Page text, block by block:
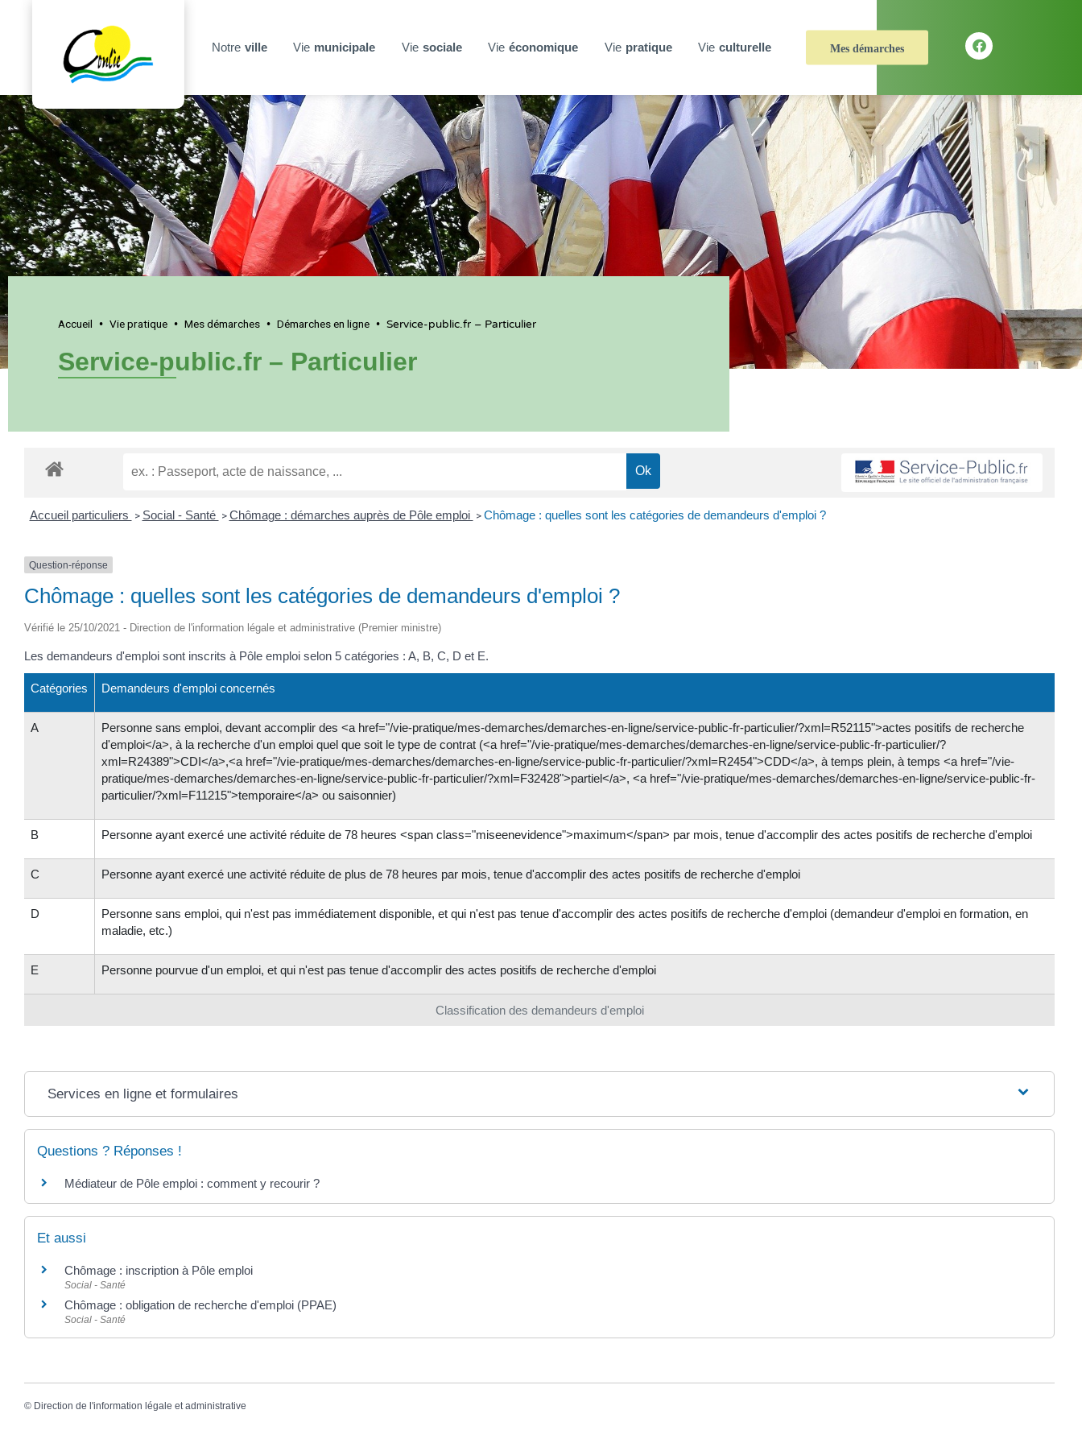
Notre ville Vie municipale Vie sociale Vie économique Vie pratique Vie culturelle Mes démarches
Accueil • Vie pratique • Mes démarches • Démarches en ligne • Service-public.fr – Particulier
Service-public.fr – Particulier
Accueil particuliers > Social - Santé > Chômage : démarches auprès de Pôle emploi > Chômage : quelles sont les catégories de demandeurs d'emploi ?
Question-réponse
Chômage : quelles sont les catégories de demandeurs d'emploi ?
Vérifié le 25/10/2021 - Direction de l'information légale et administrative (Premier ministre)
Les demandeurs d'emploi sont inscrits à Pôle emploi selon 5 catégories : A, B, C, D et E.
Classification des demandeurs d'emploi
Catégories Demandeurs d'emploi concernés
A
Personne sans emploi, devant accomplir des <a href="/vie-pratique/mes-demarches/demarches-en-ligne/service-public-fr-particulier/?xml=R52115">actes positifs de recherche
d'emploi</a>, à la recherche d'un emploi quel que soit le type de contrat (<a href="/vie-pratique/mes-demarches/demarches-en-ligne/service-public-fr-particulier/?
xml=R24389">CDI</a>,<a href="/vie-pratique/mes-demarches/demarches-en-ligne/service-public-fr-particulier/?xml=R2454">CDD</a>, à temps plein, à temps <a href="/vie-
pratique/mes-demarches/demarches-en-ligne/service-public-fr-particulier/?xml=F32428">partiel</a>, <a href="/vie-pratique/mes-demarches/demarches-en-ligne/service-public-fr-
particulier/?xml=F11215">temporaire</a> ou saisonnier)
B Personne ayant exercé une activité réduite de 78 heures <span class="miseenevidence">maximum</span> par mois, tenue d'accomplir des actes positifs de recherche d'emploi
C Personne ayant exercé une activité réduite de plus de 78 heures par mois, tenue d'accomplir des actes positifs de recherche d'emploi
D
Personne sans emploi, qui n'est pas immédiatement disponible, et qui n'est pas tenue d'accomplir des actes positifs de recherche d'emploi (demandeur d'emploi en formation, en
maladie, etc.)
E Personne pourvue d'un emploi, et qui n'est pas tenue d'accomplir des actes positifs de recherche d'emploi
Services en ligne et formulaires
Questions ? Réponses !
Médiateur de Pôle emploi : comment y recourir ?
Et aussi
Chômage : inscription à Pôle emploi
Social - Santé
Chômage : obligation de recherche d'emploi (PPAE)
Social - Santé
© Direction de l'information légale et administrative